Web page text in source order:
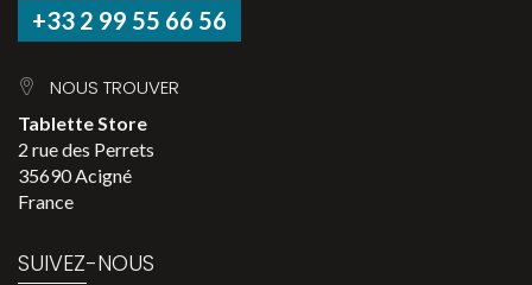
+33 2 99 55 66 56
NOUS TROUVER
Tablette Store
2 rue des Perrets
35690 Acigné
France
SUIVEZ-NOUS